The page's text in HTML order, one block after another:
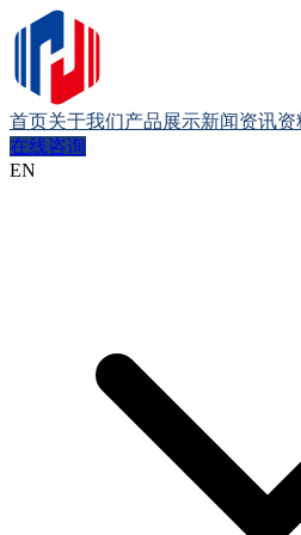
首页关于我们产品展示新闻资讯资
在线咨询
EN